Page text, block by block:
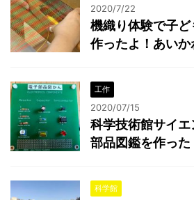
2020/7/22
機織り体験で子
作ったよ！あい
工作
2020/07/15
科学技術館サイ
部品図鑑を作った
科学館